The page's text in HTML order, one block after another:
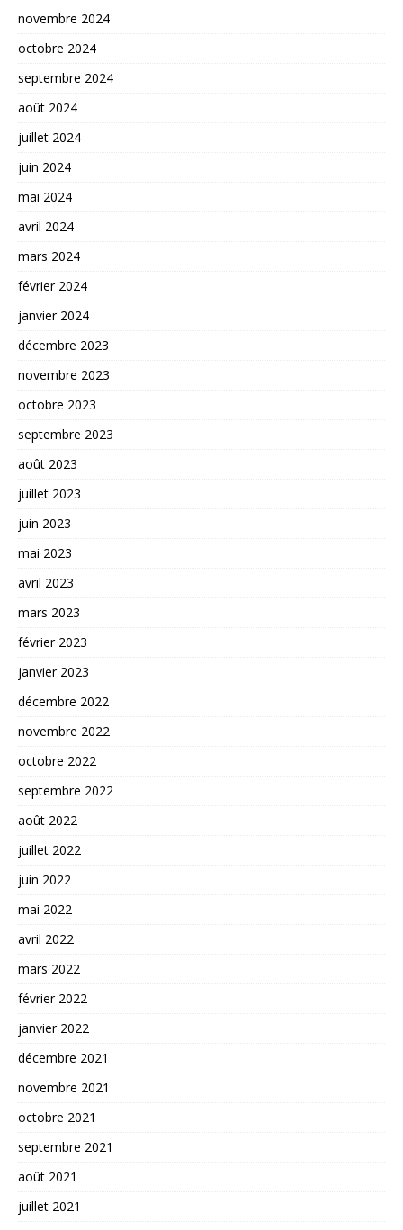
novembre 2024
octobre 2024
septembre 2024
août 2024
juillet 2024
juin 2024
mai 2024
avril 2024
mars 2024
février 2024
janvier 2024
décembre 2023
novembre 2023
octobre 2023
septembre 2023
août 2023
juillet 2023
juin 2023
mai 2023
avril 2023
mars 2023
février 2023
janvier 2023
décembre 2022
novembre 2022
octobre 2022
septembre 2022
août 2022
juillet 2022
juin 2022
mai 2022
avril 2022
mars 2022
février 2022
janvier 2022
décembre 2021
novembre 2021
octobre 2021
septembre 2021
août 2021
juillet 2021